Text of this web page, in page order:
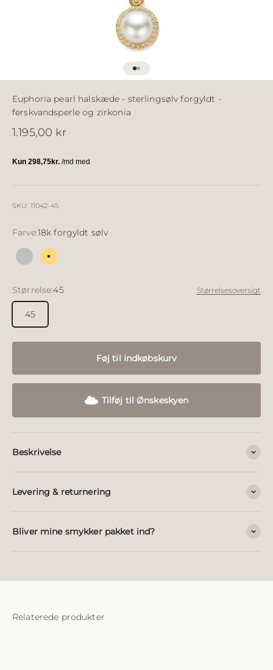
Gå til element 1
Gå til element 2
Euphoria pearl halskæde - sterlingsølv forgyldt -
ferskvandsperle og zirkonia
Salgspris
1.195,00 kr
SKU: 11042-45
Farve:18k forgyldt sølv
Sølv 18k forgyldt sølv
Størrelse:45 Størrelsesoversigt
45
Føj til indkøbskurv
Tilføj til Ønskeskyen
Beskrivelse
Levering & returnering
Bliver mine smykker pakket ind?